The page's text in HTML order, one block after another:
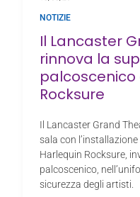
NOTIZIE
Il Lancaster
rinnova la
palcoscenico
Rocksure
Il Lancaster Grand
sala con
Harlequin Rocksure,
palcoscenico,
sicurezza degli artisti.